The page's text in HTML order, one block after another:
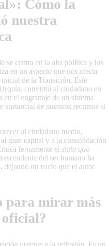
Cómo la
nuestra
se centra en la alta política y los
en un aspecto que nos afecta
de la Transición. Este
convirtió al ciudadano en
el engranaje de un sistema
sustancial de nuestros recursos al
al ciudadano medio,
gran capital y a la consolidación
ferozmente el statu quo
del ser humano ha
dejando un vacío que el autor
para mirar más
urgente a la reflexión. Es un